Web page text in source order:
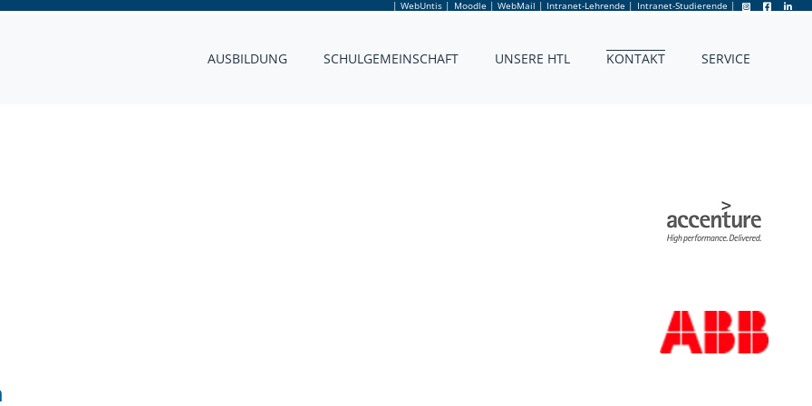
| WebUntis | Moodle | WebMail | Intranet-Lehrende | Intranet-Studierende |
AUSBILDUNG SCHULGEMEINSCHAFT UNSERE HTL KONTAKT SERVICE